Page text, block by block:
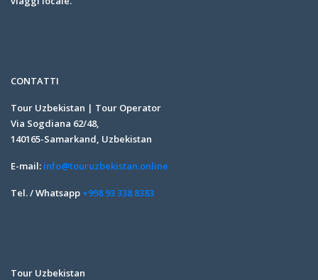
CONTATTI
Tour Uzbekistan | Tour Operator
Via Sogdiana 62/48,
140165-Samarkand, Uzbekistan
E-mail: info@touruzbekistan.online
Tel. / Whatsapp +998 93 338 8383
Tour Uzbekistan